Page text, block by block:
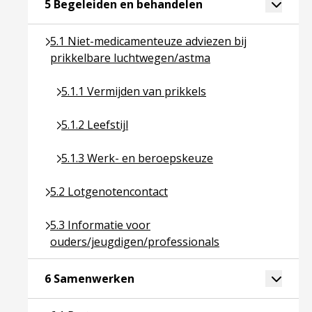
5 Begeleiden en behandelen Ga naar paginaToggle
5.1 Niet-medicamenteuze adviezen bij
prikkelbare luchtwegen/astma
Ga naar pagina over 5.1 Niet-medicamenteuze
5.1.1 Vermijden van prikkels
Ga naar pagina over 5.1.1 Vermijden van prikkels
5.1.2 Leefstijl
Ga naar pagina over 5.1.2 Leefstijl
5.1.3 Werk- en beroepskeuze
Ga naar pagina over 5.1.3 Werk- en beroepskeuze
5.2 Lotgenotencontact
Ga naar pagina over 5.2 Lotgenotencontact
5.3 Informatie voor
ouders/jeugdigen/professionals
Ga naar pagina over 5.3 Informatie voor ouders/
6 Samenwerken Ga naar pagina over 6 Toggle